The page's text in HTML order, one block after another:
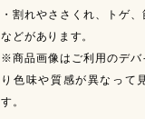
・割れやささくれ、トゲ
などがあります。
※商品画像はご利用のデバ
り色味や質感が異なって
す。